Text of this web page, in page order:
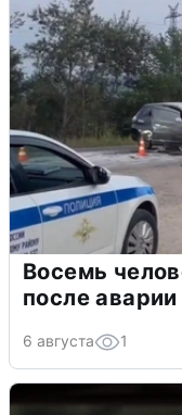
Восемь
после
6 августа 1